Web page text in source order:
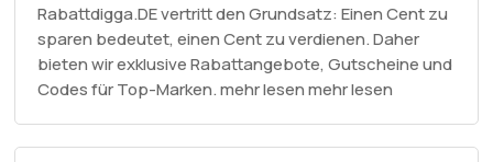
Rabattdigga.DE vertritt den Grundsatz: Einen Cent zu
sparen bedeutet, einen Cent zu verdienen. Daher
bieten wir exklusive Rabattangebote, Gutscheine und
Codes für Top-Marken. mehr lesenmehr lesen